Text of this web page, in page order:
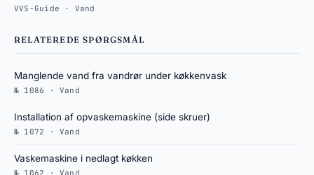
VVS-Guide · Vand
RELATEREDE SPØRGSMÅL
Manglende vand fra vandrør under køkkenvask
№ 1086 · Vand
Installation af opvaskemaskine (side skruer)
№ 1072 · Vand
Vaskemaskine i nedlagt køkken
№ 1062 · Vand